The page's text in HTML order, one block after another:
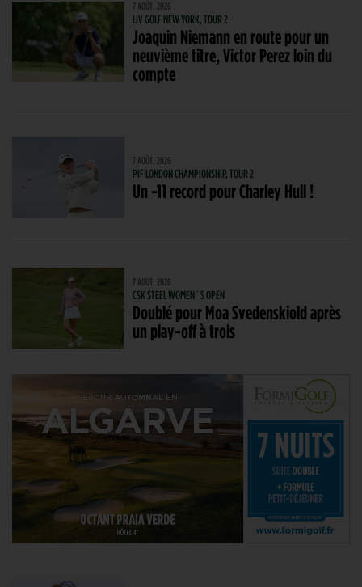
7 AOÛT. 2026
LIV GOLF NEW YORK, TOUR 2
Joaquin Niemann en route pour un
neuvième titre, Victor Perez loin du
compte
7 AOÛT. 2026
PIF LONDON CHAMPIONSHIP, TOUR 2
Un -11 record pour Charley Hull !
7 AOÛT. 2026
CSK STEEL WOMEN´S OPEN
Doublé pour Moa Svedenskiold après
un play-off à trois